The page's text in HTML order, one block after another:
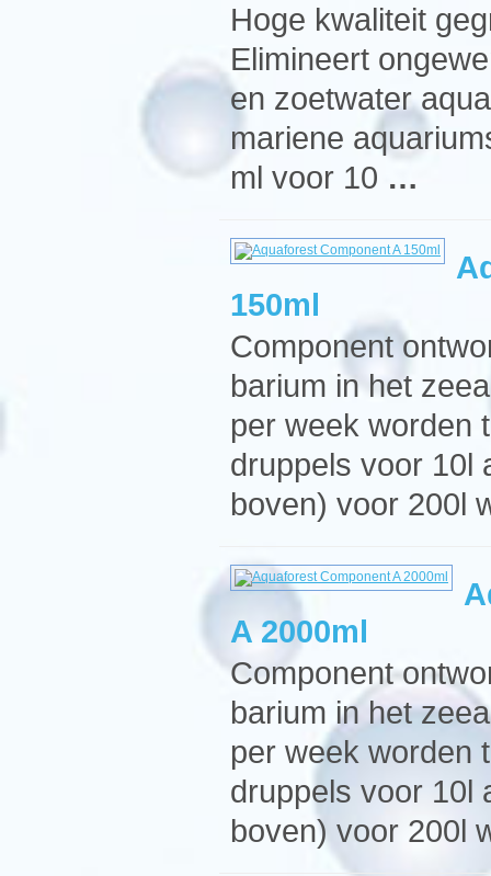
Hoge kwaliteit
Elimineert
en zoetwater
mariene
ml voor 10 …
150ml
Component
barium in het
per week worden
druppels voor 10l
boven) voor 200l
A 2000ml
Component
barium in het
per week worden
druppels voor 10l
boven) voor 200l